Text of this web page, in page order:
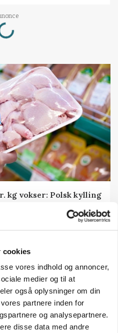
cookies
vores indhold og annoncer,
medier og til at
også oplysninger om din
partnere inden for
og analysepartnere.
disse data med andre
kg vokser: Polsk kylling